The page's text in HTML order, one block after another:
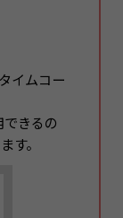
イムコー
できるの
す。